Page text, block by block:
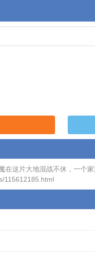
这片大地混战不休，一个
115612185.html